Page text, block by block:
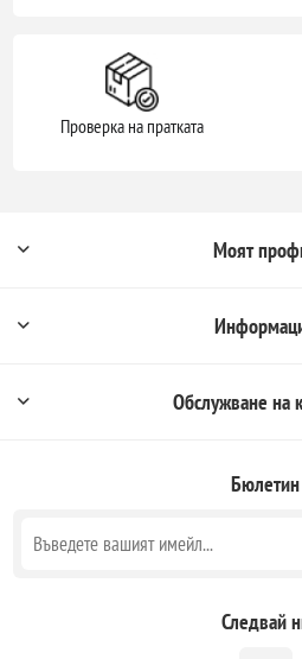
Проверка на пратката
Моят
Обслужване на
Бюлетин
Следвай